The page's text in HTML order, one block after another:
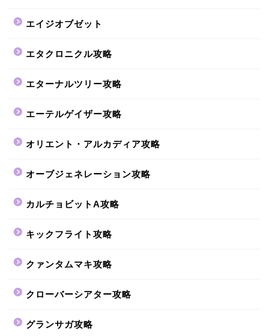
エイジオブゼット
エタクロニクル攻略
エターナルツリー攻略
エーテルゲイザー攻略
オリエント・アルカディア攻略
オーブジェネレーション攻略
カルチョビットA攻略
キックフライト攻略
クァンタムマキ攻略
クローバーシアター攻略
グランサガ攻略